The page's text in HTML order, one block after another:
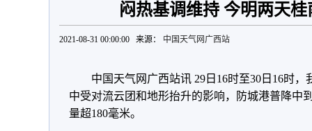
闷热基调维持 今明两天
2021-08-31 00:00:00 来源： 中国天气网广西站
中国天气网广西站讯 29日16时至30日16时
中受对流云团和地形抬升的影响，防城港普降中
量超180毫米。